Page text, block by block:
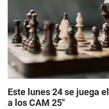
Este lunes 24 se juega
a los CAM 25"